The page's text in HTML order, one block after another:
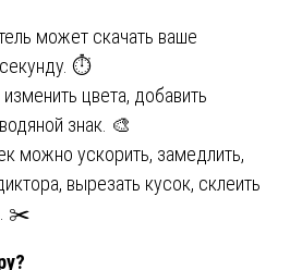
может скачать ваше
⏱️
цвета, добавить
знак. 🎨
можно ускорить, замедлить,
вырезать кусок, склеить
✂️